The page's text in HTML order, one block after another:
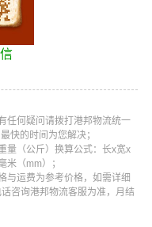
任何疑问请拨打 港邦物流统一
快的时间为您解决；
量（公斤）换算公式：长x宽x
（mm）；
与运费为参考价格，如需详细
咨询港邦物流客服为准，月结